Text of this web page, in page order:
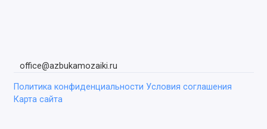
office@azbukamozaiki.ru
Политика конфиденциальности Условия соглашения
Карта сайта